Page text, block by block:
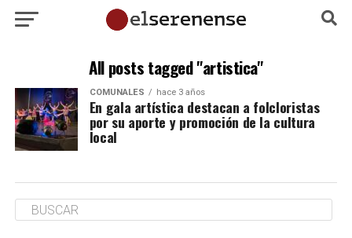
All posts tagged "artistica"
COMUNALES hace 3 años
En gala artística destacan a folcloristas
por su aporte y promoción de la cultura
local